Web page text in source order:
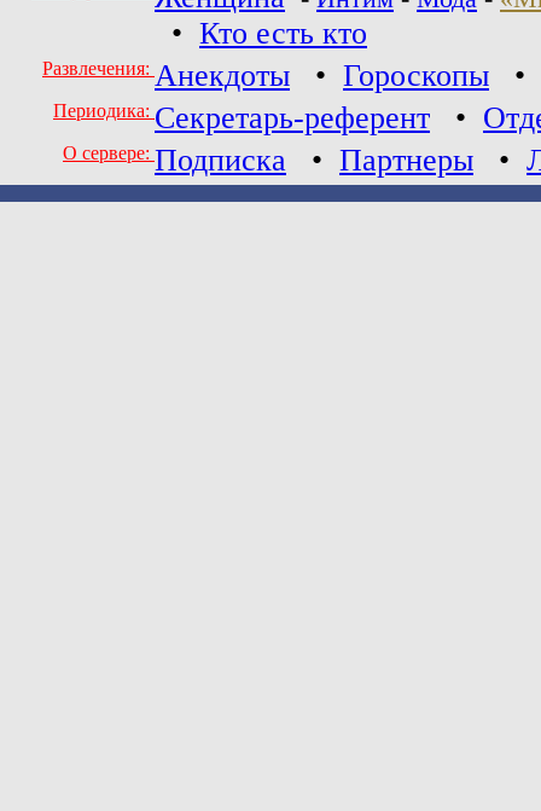
• Кто есть кто
Развлечения: Анекдоты • Гороскопы •
Периодика: Секретарь-референт •
О сервере: Подписка • Партнеры •